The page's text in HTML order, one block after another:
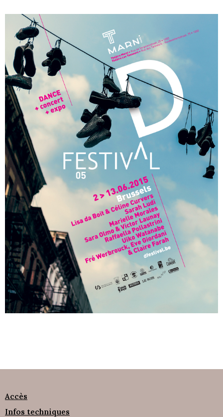
Accès
Infos techniques